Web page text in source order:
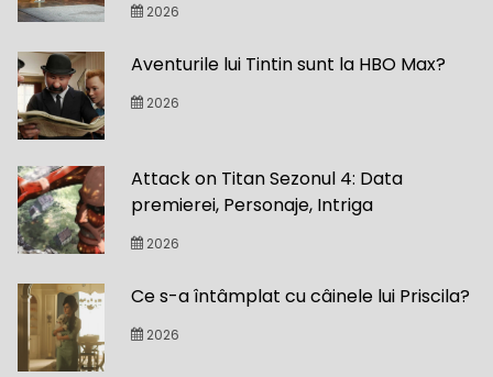
2026
Aventurile lui Tintin sunt la HBO Max?
2026
Attack on Titan Sezonul 4: Data
premierei, Personaje, Intriga
2026
Ce s-a întâmplat cu câinele lui Priscila?
2026